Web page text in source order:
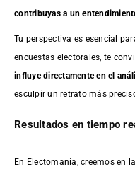
contribuyas a un
Tu perspectiva es esencial
encuestas electorales, te
influye directamente en el
esculpir un retrato más
Resultados en tiempo
En Electomanía, creemos en